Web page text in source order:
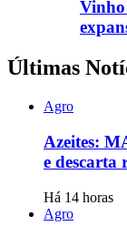
Vinho
Últimas
Agro
Azeites:
e descarta
Há 14 horas
Agro